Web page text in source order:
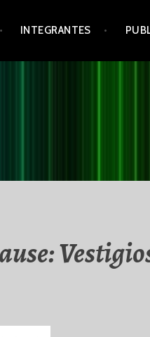
INTEGRANTES